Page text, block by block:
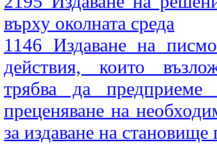
върху околната среда
1146 Издаване на
действия, които
трябва да
преценяване на
за издаване на